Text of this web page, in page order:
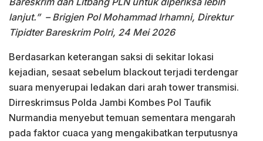
lanjut.”– Brigjen Pol Mohammad Irhamni, Direktur
Tipidter Bareskrim Polri, 24 Mei 2026
Berdasarkan keterangan saksi di sekitar lokasi
kejadian, sesaat sebelum blackout terjadi terdengar
suara menyerupai ledakan dari arah tower transmisi.
Dirreskrimsus Polda Jambi Kombes Pol Taufik
Nurmandia menyebut temuan sementara mengarah
pada faktor cuaca yang mengakibatkan terputusnya